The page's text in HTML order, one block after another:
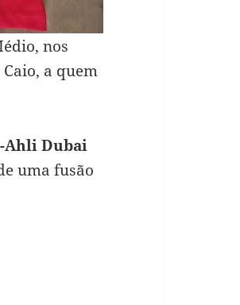
nos
a quem
Ahli Dubai
uma fusão